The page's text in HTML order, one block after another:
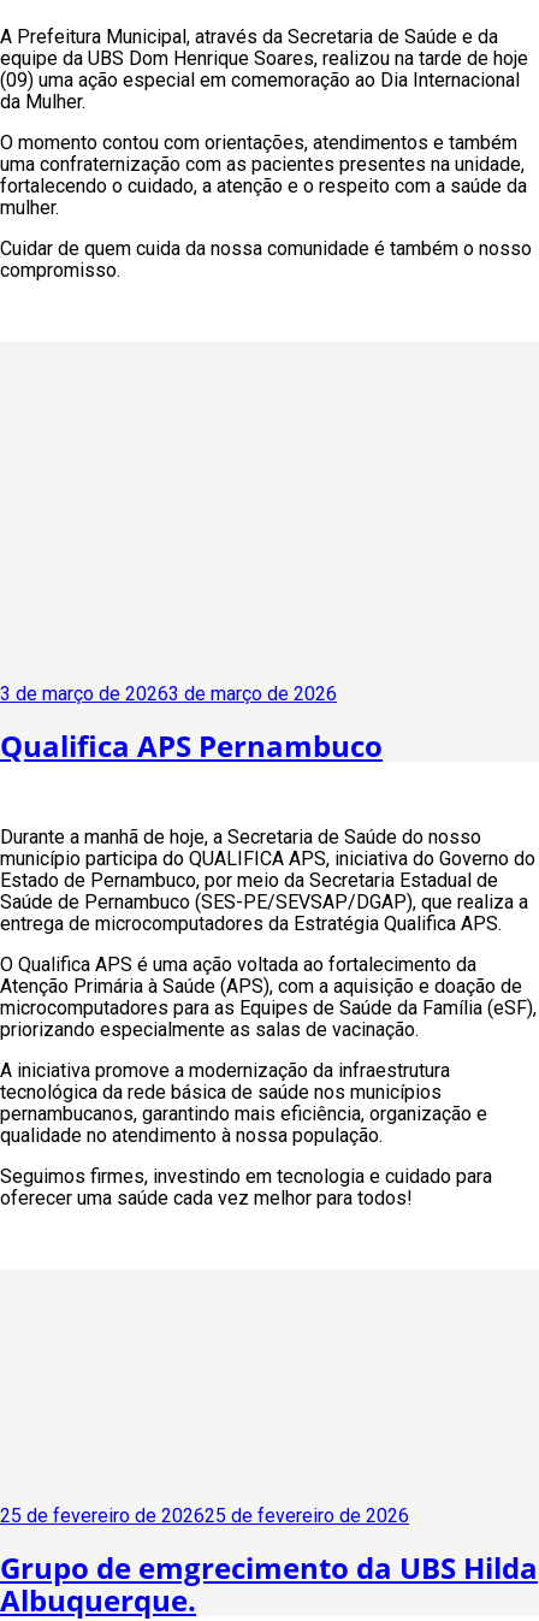
A Prefeitura Municipal, através da Secretaria de Saúde e da
equipe da UBS Dom Henrique Soares, realizou na tarde de hoje
(09) uma ação especial em comemoração ao Dia Internacional
da Mulher.
O momento contou com orientações, atendimentos e também
uma confraternização com as pacientes presentes na unidade,
fortalecendo o cuidado, a atenção e o respeito com a saúde da
mulher.
Cuidar de quem cuida da nossa comunidade é também o nosso
compromisso.
Publicado
3 de março de 20263 de março de 2026
Qualifica APS Pernambuco
Durante a manhã de hoje, a Secretaria de Saúde do nosso
município participa do QUALIFICA APS, iniciativa do Governo do
Estado de Pernambuco, por meio da Secretaria Estadual de
Saúde de Pernambuco (SES-PE/SEVSAP/DGAP), que realiza a
entrega de microcomputadores da Estratégia Qualifica APS.
O Qualifica APS é uma ação voltada ao fortalecimento da
Atenção Primária à Saúde (APS), com a aquisição e doação de
microcomputadores para as Equipes de Saúde da Família (eSF),
priorizando especialmente as salas de vacinação.
A iniciativa promove a modernização da infraestrutura
tecnológica da rede básica de saúde nos municípios
pernambucanos, garantindo mais eficiência, organização e
qualidade no atendimento à nossa população.
Seguimos firmes, investindo em tecnologia e cuidado para
oferecer uma saúde cada vez melhor para todos!
Publicado
25 de fevereiro de 202625 de fevereiro de 2026
Grupo de emgrecimento da UBS Hilda
Albuquerque.